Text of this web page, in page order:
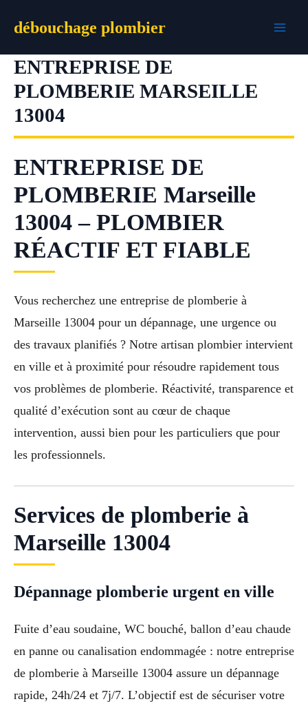
débouchage plombier
ENTREPRISE DE
PLOMBERIE MARSEILLE
13004
ENTREPRISE DE
PLOMBERIE Marseille
13004 – PLOMBIER
RÉACTIF ET FIABLE
Vous recherchez une entreprise de plomberie à
Marseille 13004 pour un dépannage, une urgence ou
des travaux planifiés ? Notre artisan plombier intervient
en ville et à proximité pour résoudre rapidement tous
vos problèmes de plomberie. Réactivité, transparence et
qualité d’exécution sont au cœur de chaque
intervention, aussi bien pour les particuliers que pour
les professionnels.
Services de plomberie à
Marseille 13004
Dépannage plomberie urgent en ville
Fuite d’eau soudaine, WC bouché, ballon d’eau chaude
en panne ou canalisation endommagée : notre entreprise
de plomberie à Marseille 13004 assure un dépannage
rapide, 24h/24 et 7j/7. L’objectif est de sécuriser votre